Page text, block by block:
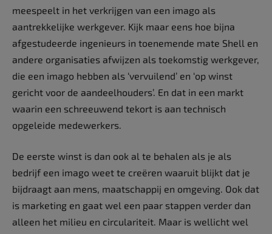
meespeelt in het verkrijgen van een imago als
aantrekkelijke werkgever. Kijk maar eens hoe bijna
afgestudeerde ingenieurs in toenemende mate Shell en
andere organisaties afwijzen als toekomstig werkgever,
die een imago hebben als ‘vervuilend’ en ‘op winst
gericht voor de aandeelhouders’. En dat in een markt
waarin een schreeuwend tekort is aan technisch
opgeleide medewerkers.
De eerste winst is dan ook al te behalen als je als
bedrijf een imago weet te creëren waaruit blijkt dat je
bijdraagt aan mens, maatschappij en omgeving. Ook dat
is marketing en gaat wel een paar stappen verder dan
alleen het milieu en circulariteit. Maar is wellicht wel